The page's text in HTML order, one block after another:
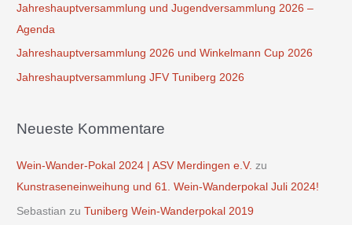
a
c
h
:
Jahreshauptversammlung und Jugendversammlung 2026 –
Agenda
Jahreshauptversammlung 2026 und Winkelmann Cup 2026
Jahreshauptversammlung JFV Tuniberg 2026
Neueste Kommentare
Wein-Wander-Pokal 2024 | ASV Merdingen e.V. zu
Kunstraseneinweihung und 61. Wein-Wanderpokal Juli 2024!
Sebastian zuTuniberg Wein-Wanderpokal 2019